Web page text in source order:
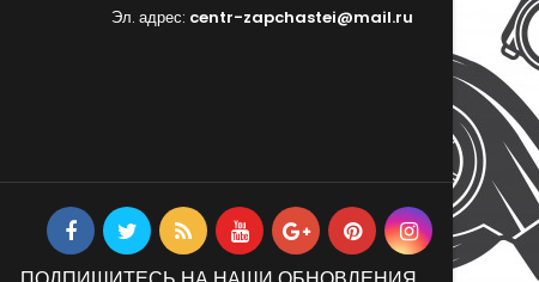
Эл. адрес: centr-zapchastei@mail.ru